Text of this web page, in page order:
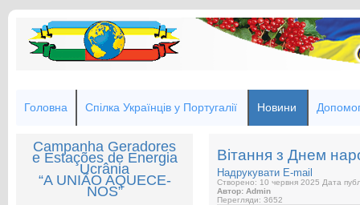
Головна Спілка Українців у Португалії Новини
Campanha Geradores
e Estações de Energia
Ucrânia
“A UNIÃO AQUECE-
NOS”
Вітання з Днем
Надрукувати E-mail
Створено: 10 червня 2025 Дата
Автор: Admin
Перегляди: 3652